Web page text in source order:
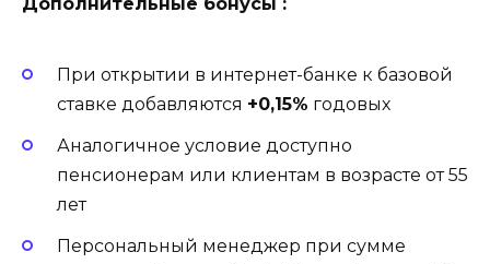
При открытии в интернет-банке к базовой
ставке добавляются +0,15% годовых
Аналогичное условие доступно
пенсионерам или клиентам в возрасте от 55
лет
Персональный менеджер при сумме